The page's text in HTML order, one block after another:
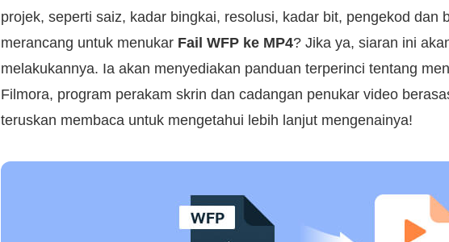
projek, seperti saiz, kadar bingkai, resolusi, kadar bit, pengekod dan
merancang untuk menukar Fail WFP ke MP4? Jika ya, siaran ini
melakukannya. Ia akan menyediakan panduan terperinci tentang
Filmora, program perakam skrin dan cadangan penukar video
teruskan membaca untuk mengetahui lebih lanjut mengenainya!